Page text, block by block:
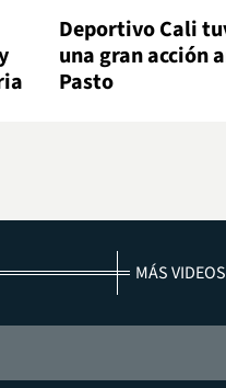
Deportivo Cali
una gran acción
Pasto
MÁS VIDEOS